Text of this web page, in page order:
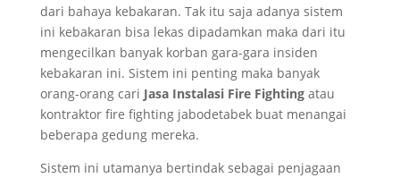
dari bahaya kebakaran. Tak itu saja adanya sistem
ini kebakaran bisa lekas dipadamkan maka dari itu
mengecilkan banyak korban gara-gara insiden
kebakaran ini. Sistem ini penting maka banyak
orang-orang cari Jasa Instalasi Fire Fightingatau
kontraktor fire fighting jabodetabek buat menangai
beberapa gedung mereka.
Sistem ini utamanya bertindak sebagai penjagaan